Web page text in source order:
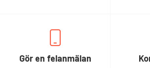
Gör en felanmälan